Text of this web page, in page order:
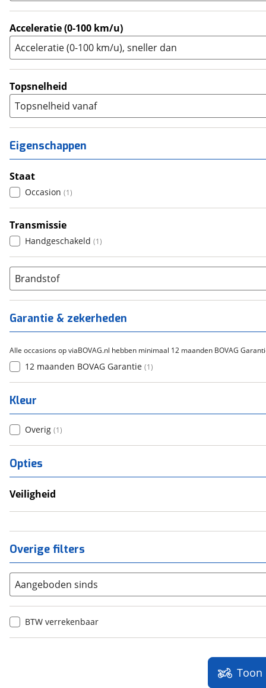
Acceleratie (0-100 km/u)
Acceleratie (0-100 km/u), sneller dan
Topsnelheid
Topsnelheid vanaf
Eigenschappen
Staat
Occasion (1)
Transmissie
Handgeschakeld (1)
Brandstof
Garantie & zekerheden
Alle occasions op viaBOVAG.nl hebben minimaal 12 maanden BOVAG
12 maanden BOVAG Garantie (1)
Kleur
Overig (1)
Opties
Veiligheid
Anti Blokkeer Systeem (ABS)
Overige filters
Aangeboden sinds
BTW verrekenbaar
Toon